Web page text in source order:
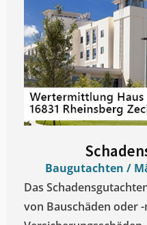
Baugutachten /
Das
von Bauschäden oder